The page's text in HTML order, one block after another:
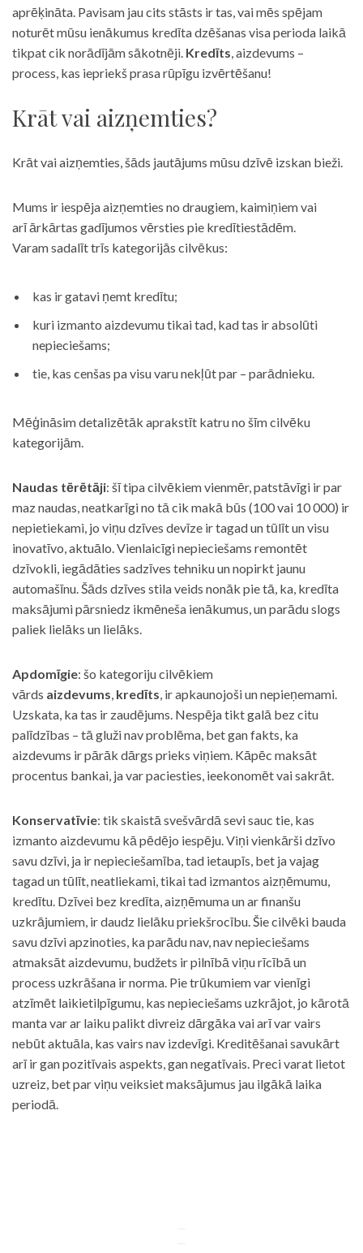
aprēķināta. Pavisam jau cits stāsts ir tas, vai mēs spējam
noturēt mūsu ienākumus kredīta dzēšanas visa perioda laikā
tikpat cik norādījām sākotnēji. Kredīts, aizdevums –
process, kas iepriekš prasa rūpīgu izvērtēšanu!
Krāt vai aizņemties?
Krāt vai aizņemties, šāds jautājums mūsu dzīvē izskan bieži.
Mums ir iespēja aizņemties no draugiem, kaimiņiem vai
arī ārkārtas gadījumos vērsties pie kredītiestādēm.
Varam sadalīt trīs kategorijās cilvēkus:
kas ir gatavi ņemt kredītu;
kuri izmanto aizdevumu tikai tad, kad tas ir absolūti
nepieciešams;
tie, kas cenšas pa visu varu nekļūt par – parādnieku.
Mēģināsim detalizētāk aprakstīt katru no šīm cilvēku
kategorijām.
Naudas tērētāji: šī tipa cilvēkiem vienmēr, patstāvīgi ir par
maz naudas, neatkarīgi no tā cik makā būs (100 vai 10 000) ir
nepietiekami, jo viņu dzīves devīze ir tagad un tūlīt un visu
inovatīvo, aktuālo. Vienlaicīgi nepieciešams remontēt
dzīvokli, iegādāties sadzīves tehniku un nopirkt jaunu
automašīnu. Šāds dzīves stila veids nonāk pie tā, ka, kredīta
maksājumi pārsniedz ikmēneša ienākumus, un parādu slogs
paliek lielāks un lielāks.
Apdomīgie: šo kategoriju cilvēkiem
vārds aizdevums, kredīts, ir apkaunojoši un nepieņemami.
Uzskata, ka tas ir zaudējums. Nespēja tikt galā bez citu
palīdzības – tā gluži nav problēma, bet gan fakts, ka
aizdevums ir pārāk dārgs prieks viņiem. Kāpēc maksāt
procentus bankai, ja var paciesties, ieekonomēt vai sakrāt.
Konservatīvie: tik skaistā svešvārdā sevi sauc tie, kas
izmanto aizdevumu kā pēdējo iespēju. Viņi vienkārši dzīvo
savu dzīvi, ja ir nepieciešamība, tad ietaupīs, bet ja vajag
tagad un tūlīt, neatliekami, tikai tad izmantos aizņēmumu,
kredītu. Dzīvei bez kredīta, aizņēmuma un ar finanšu
uzkrājumiem, ir daudz lielāku priekšrocību. Šie cilvēki bauda
savu dzīvi apzinoties, ka parādu nav, nav nepieciešams
atmaksāt aizdevumu, budžets ir pilnībā viņu rīcībā un
process uzkrāšana ir norma. Pie trūkumiem var vienīgi
atzīmēt laikietilpīgumu, kas nepieciešams uzkrājot, jo kārotā
manta var ar laiku palikt divreiz dārgāka vai arī var vairs
nebūt aktuāla, kas vairs nav izdevīgi. Kreditēšanai savukārt
arī ir gan pozitīvais aspekts, gan negatīvais. Preci varat lietot
uzreiz, bet par viņu veiksiet maksājumus jau ilgākā laika
periodā.